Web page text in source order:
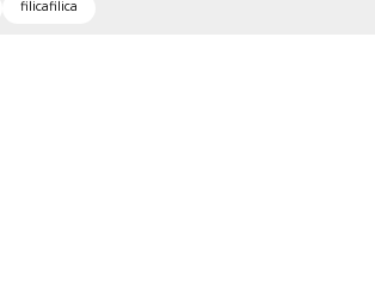
filicafilica